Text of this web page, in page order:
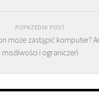
POPRZEDNI POST
może zastąpić komputer?
możliwości i ograniczeń